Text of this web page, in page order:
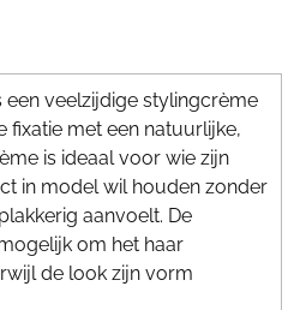
een veelzijdige stylingcrème
met een natuurlijke,
is ideaal voor wie zijn
in model wil houden zonder
aanvoelt. De
om het haar
de look zijn vorm